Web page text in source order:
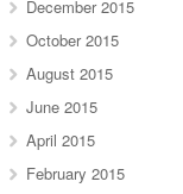
December 2015
October 2015
August 2015
June 2015
April 2015
February 2015